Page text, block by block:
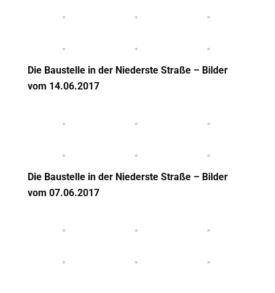
Die Baustelle in der Niederste Straße – Bilder
vom 14.06.2017
Die Baustelle in der Niederste Straße – Bilder
vom 07.06.2017